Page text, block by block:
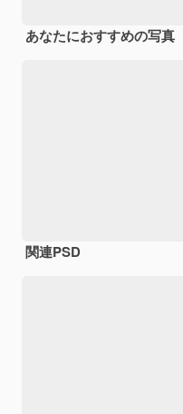
あなたにおすすめの写真
関連PSD